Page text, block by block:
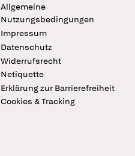
Allgemeine
Nutzungsbedingungen
Impressum
Datenschutz
Widerrufsrecht
Netiquette
Erklärung zur Barrierefreiheit
Cookies & Tracking